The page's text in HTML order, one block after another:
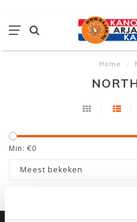
Home /
Min: €0
Meest bekeken